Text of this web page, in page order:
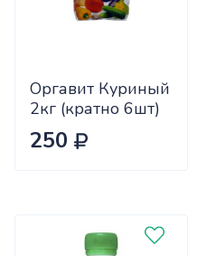
Оргавит Куриный
2кг (кратно 6шт)
цена за 1шт
250